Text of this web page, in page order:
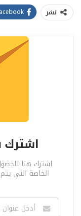
نشر
اشترك
اشترك هنا
الخاصة التي